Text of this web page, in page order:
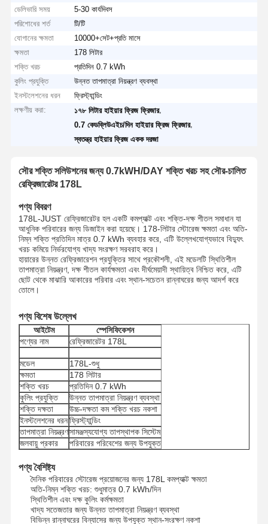
ডেলিভারি সময়
5-30 কার্যদিবস
পরিশোধের শর্ত
টি/টি
যোগানের ক্ষমতা
10000+সেট+প্রতি মাসে
ক্ষমতা
178 লিটার
শক্তি খরচ
প্রতিদিন 0.7 kWh
কুলিং প্রযুক্তি
উন্নত তাপমাত্রা নিয়ন্ত্রণ ব্যবস্থা
ইনস্টলেশনের ধরন
ফ্রিস্ট্যান্ডিং
লক্ষণীয় করা:
১৭৮ লিটার হাইয়ার ফ্রিজ ফ্রিজার,
0.7 কেডব্লিউএইচ/দিন হাইয়ার ফ্রিজ ফ্রিজার,
স্বতন্ত্র হাইয়ার ফ্রিজ একক দরজা
সৌর শক্তি সলিউশনের জন্য 0.7kWH/DAY শক্তি খরচ সহ সৌর-চালিত
রেফ্রিজারেটর 178L
পণ্য বিবরণ
178L-JUST রেফ্রিজারেটর হল একটি কমপ্যাক্ট এবং শক্তি-দক্ষ শীতল সমাধান যা
আধুনিক পরিবারের জন্য ডিজাইন করা হয়েছে। 178-লিটার স্টোরেজ ক্ষমতা এবং অতি-
নিম্ন শক্তি প্রতিদিন মাত্র 0.7 kWh ব্যবহার করে, এটি উল্লেখযোগ্যভাবে বিদ্যুৎ
খরচ কমিয়ে নির্ভরযোগ্য খাদ্য সংরক্ষণ সরবরাহ করে।
হায়ারের উন্নত রেফ্রিজারেশন প্রযুক্তির সাথে প্রকৌশলী, এই মডেলটি স্থিতিশীল
তাপমাত্রা নিয়ন্ত্রণ, দক্ষ শীতল কার্যক্ষমতা এবং দীর্ঘমেয়াদী স্থায়িত্ব নিশ্চিত করে, এটি
ছোট থেকে মাঝারি আকারের পরিবার এবং স্থান-সচেতন রান্নাঘরের জন্য আদর্শ করে
তোলে।
পণ্য বিশেষ উল্লেখ
আইটেম
স্পেসিফিকেশন
পণ্যের নাম
রেফ্রিজারেটর 178L
মডেল
178L-শুধু
ক্ষমতা
178 লিটার
শক্তি খরচ
প্রতিদিন 0.7 kWh
কুলিং প্রযুক্তি
উন্নত তাপমাত্রা নিয়ন্ত্রণ ব্যবস্থা
শক্তি দক্ষতা
উচ্চ-দক্ষতা কম শক্তি খরচ নকশা
ইনস্টলেশনের ধরনফ্রিস্ট্যান্ডিং
তাপমাত্রা নিয়ন্ত্রণসামঞ্জস্যযোগ্য তাপস্থাপক সিস্টেম
জলবায়ু প্রকার
পরিবারের পরিবেশের জন্য উপযুক্ত
পণ্য বৈশিষ্ট্য
দৈনিক পরিবারের স্টোরেজ প্রয়োজনের জন্য 178L কমপ্যাক্ট ক্ষমতা
অতি-নিম্ন শক্তি খরচ: শুধুমাত্র 0.7 kWh/দিন
স্থিতিশীল এবং দক্ষ কুলিং কর্মক্ষমতা
খাদ্য সতেজতার জন্য উন্নত তাপমাত্রা নিয়ন্ত্রণ ব্যবস্থা
বিভিন্ন রান্নাঘরের বিন্যাসের জন্য উপযুক্ত স্থান-সংরক্ষণ নকশা